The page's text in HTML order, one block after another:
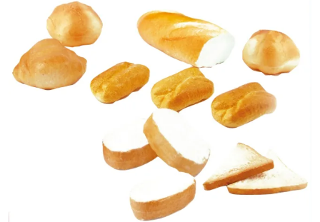
UTEMØBLER OG UTEMILJØ
FAGOMRÅDER
MØBLER, INVENTAR OG UTSTYR
SPORT OG TRENING
KONTORMØBLER OG INNREDNING